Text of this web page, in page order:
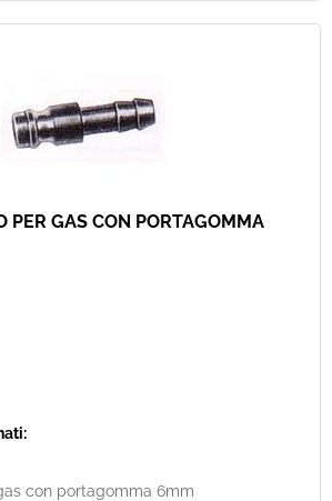
PER GAS CON PORTAGOMMA
con portagomma 6mm